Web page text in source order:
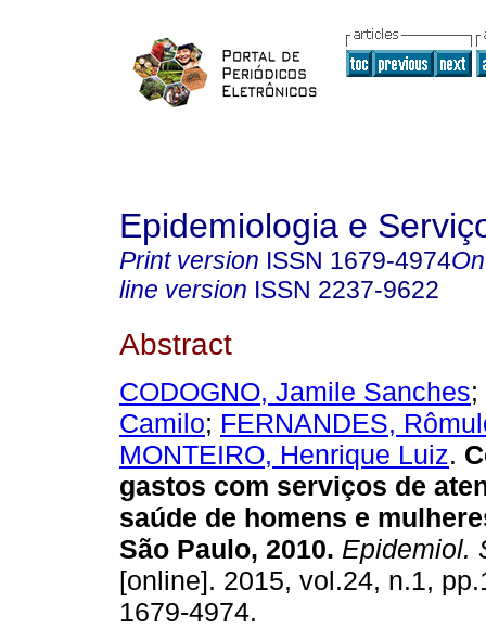
Epidemiologia e
Print version ISSN 1679-4974
line version ISSN 2237-9622
Abstract
CODOGNO, Jamile Sanches;
Camilo; FERNANDES,
MONTEIRO, Henrique Luiz.
gastos com serviços de
saúde de homens e
São Paulo, 2010. Epidemiol.
[online]. 2015, vol.24, n.1,
1679-4974.